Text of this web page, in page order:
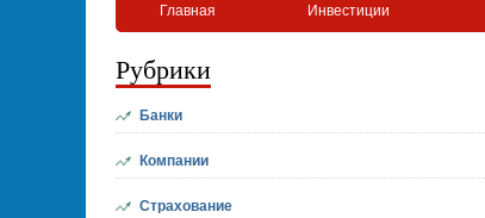
Главная Инвестиции
Рубрики
Банки
Компании
Страхование